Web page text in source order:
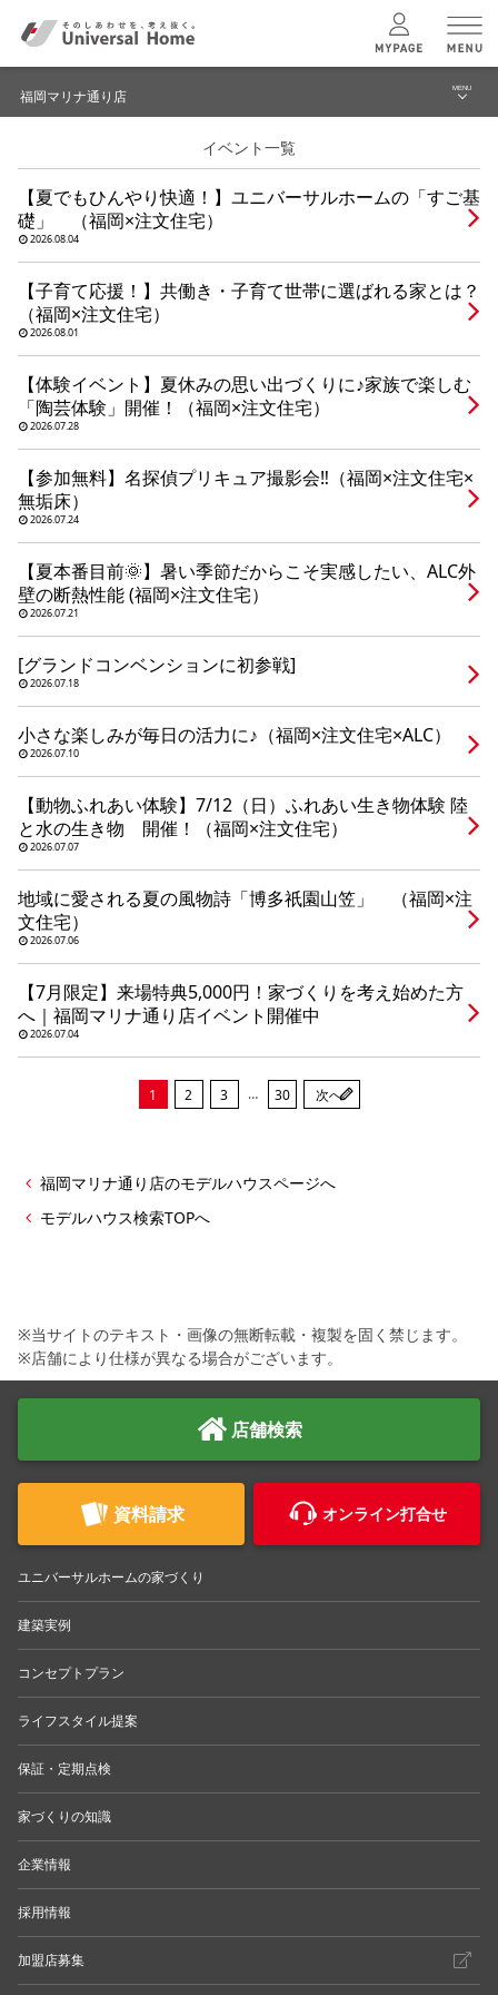
ユニバーサルホームの特長
コンセプトプラン
テクノロジー
キャンペーン・コラボ情報
家づくりの知識
福岡マリナ通り店 MENU
建築実例・事例
モデルハウス見学予約
イベント一覧
【夏でもひんやり快適！】ユニバーサルホームの「すご基
礎」 （福岡×注文住宅）
2026.08.04
【子育て応援！】共働き・子育て世帯に選ばれる家とは？
（福岡×注文住宅）
2026.08.01
【体験イベント】夏休みの思い出づくりに♪家族で楽しむ
「陶芸体験」開催！（福岡×注文住宅）
2026.07.28
【参加無料】名探偵プリキュア撮影会‼（福岡×注文住宅×
無垢床）
2026.07.24
【夏本番目前🌞】暑い季節だからこそ実感したい、ALC外
壁の断熱性能 (福岡×注文住宅）
2026.07.21
[グランドコンベンションに初参戦]
2026.07.18
小さな楽しみが毎日の活力に♪（福岡×注文住宅×ALC）
2026.07.10
【動物ふれあい体験】7/12（日）ふれあい生き物体験 陸
と水の生き物 開催！（福岡×注文住宅）
2026.07.07
地域に愛される夏の風物詩「博多祇園山笠」 （福岡×注
文住宅）
2026.07.06
【7月限定】来場特典5,000円！家づくりを考え始めた方
へ｜福岡マリナ通り店イベント開催中
2026.07.04
1 2 3 … 30 次へ
福岡マリナ通り店のモデルハウスページへ
モデルハウス検索TOPへ
※当サイトのテキスト・画像の無断転載・複製を固く禁じます。
※店舗により仕様が異なる場合がございます。
店舗検索
資料請求 オンライン打合せ
ユニバーサルホームの家づくり
建築実例
コンセプトプラン
ライフスタイル提案
保証・定期点検
家づくりの知識
企業情報
採用情報
加盟店募集